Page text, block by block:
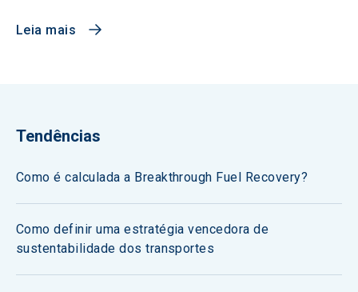
Leia mais
Tendências
Como é calculada a Breakthrough Fuel Recovery?
Como definir uma estratégia vencedora de
sustentabilidade dos transportes